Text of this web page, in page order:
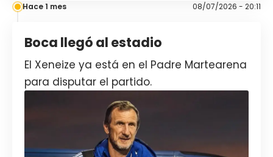
Hace 1 mes 08/07/2026 - 20:11
Boca llegó al estadio
El Xeneize ya está en el Padre Martearena
para disputar el partido.